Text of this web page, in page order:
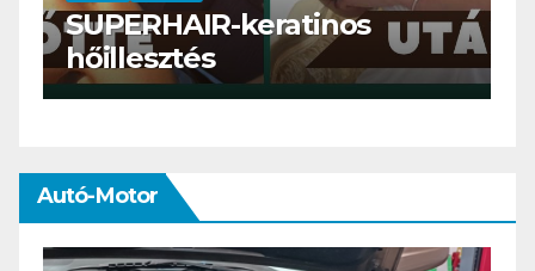
Szemöldök laminálás-az
meg mi?
Autó-Motor